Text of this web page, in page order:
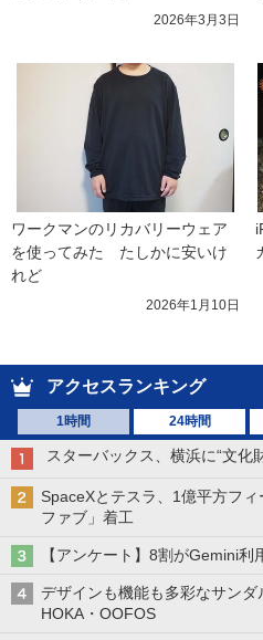
2026年3月3日
ワークマンのリカバリーウェア
を使ってみた　たしかに安いけ
れど
2026年1月10日
アクセスランキング
1時間 24時間
スターバックス、横浜に“文化
SpaceXとテスラ、1億平方フ
ファブ」着工
【アンケート】8割がGemini
デザインも機能も多彩なサン
HOKA・OOFOS